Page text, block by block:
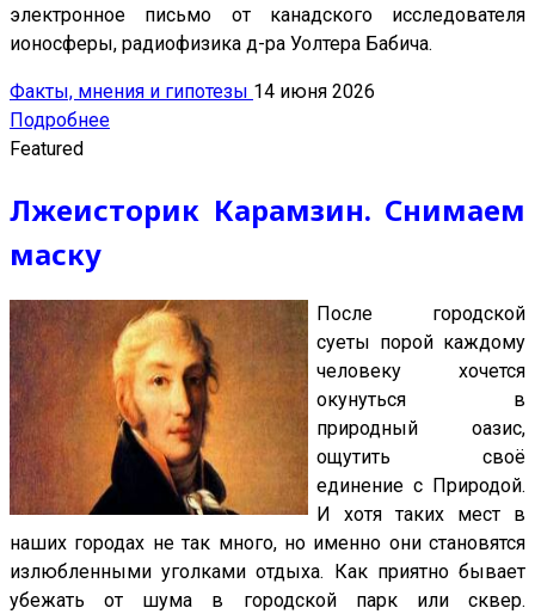
электронное письмо от канадского исследователя
ионосферы, радиофизика д-ра Уолтера Бабича.
Факты, мнения и гипотезы 14 июня 2026
Подробнее
Featured
Лжеисторик Карамзин. Снимаем
маску
После городской
суеты порой каждому
человеку хочется
окунуться в
природный оазис,
ощутить своё
единение с Природой.
И хотя таких мест в
наших городах не так много, но именно они становятся
излюбленными уголками отдыха. Как приятно бывает
убежать от шума в городской парк или сквер.